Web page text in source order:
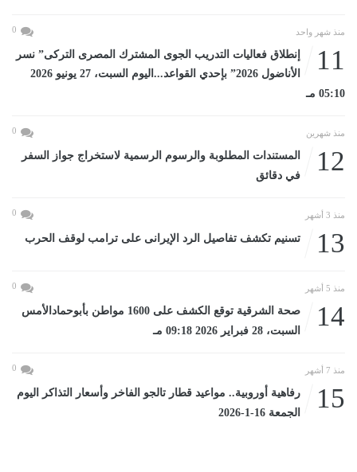
منذ شهر واحد 0
11
إنطلاق فعاليات التدريب الجوى المشترك المصرى التركى” نسر
الأناضول 2026” بإحدي القواعد...اليوم السبت، 27 يونيو 2026
05:10 مـ
منذ شهرين 0
12
المستندات المطلوبة والرسوم الرسمية لاستخراج جواز السفر
في دقائق
منذ 3 أشهر 0
13 تسنيم تكشف تفاصيل الرد الإيرانى على ترامب لوقف الحرب
منذ 5 أشهر 0
14
صحة الشرقية توقع الكشف على 1600 مواطن بأبوحمادالأمس
السبت، 28 فبراير 2026 09:18 مـ
منذ 7 أشهر 0
15
رفاهية أوروبية.. مواعيد قطار تالجو الفاخر وأسعار التذاكر اليوم
الجمعة 16-1-2026